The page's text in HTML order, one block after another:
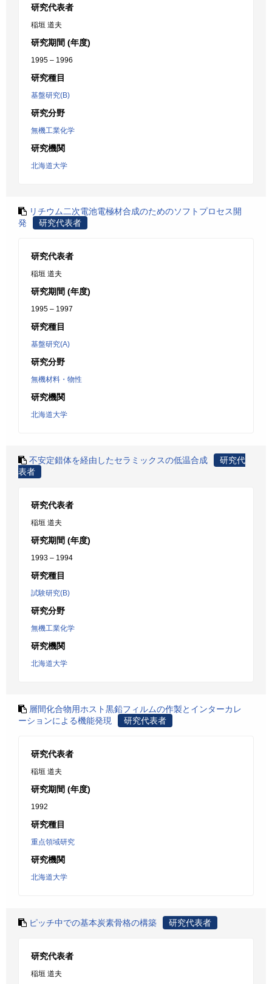
研究代表者
稲垣 道夫
研究期間 (年度)
1995 – 1996
研究種目
基盤研究(B)
研究分野
無機工業化学
研究機関
北海道大学
リチウム二次電池電極材合成のためのソフトプロセス開
発
研究代表者
研究代表者
稲垣 道夫
研究期間 (年度)
1995 – 1997
研究種目
基盤研究(A)
研究分野
無機材料・物性
研究機関
北海道大学
不安定錯体を経由したセラミックスの低温合成
研究代
表者
研究代表者
稲垣 道夫
研究期間 (年度)
1993 – 1994
研究種目
試験研究(B)
研究分野
無機工業化学
研究機関
北海道大学
層間化合物用ホスト黒鉛フィルムの作製とインターカレ
ーションによる機能発現
研究代表者
研究代表者
稲垣 道夫
研究期間 (年度)
1992
研究種目
重点領域研究
研究機関
北海道大学
ピッチ中での基本炭素骨格の構築 研究代表者
研究代表者
稲垣 道夫